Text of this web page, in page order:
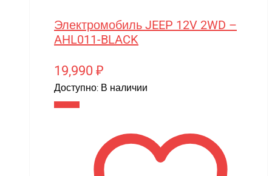
Электромобиль JEEP 12V 2WD –
AHL011-BLACK
19,990 ₽
Доступно: В наличии